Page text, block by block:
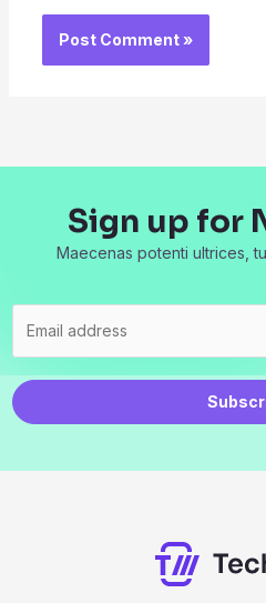
Sign up for
Maecenas potenti ultrices,